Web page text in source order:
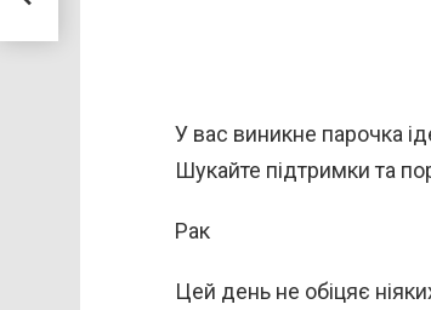
У вас виникне парочка
Шукайте підтримки та
Рак
Цей день не обіцяє